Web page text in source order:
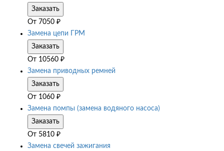
Заказать
От 7050 ₽
Замена цепи ГРМ
Заказать
От 10560 ₽
Замена приводных ремней
Заказать
От 1060 ₽
Замена помпы (замена водяного насоса)
Заказать
От 5810 ₽
Замена свечей зажигания